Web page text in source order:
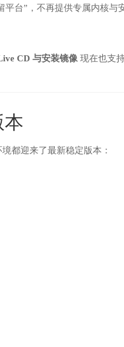
台”，不再提供专属内核与
CD 与安装镜像 现在也支
本
都迎来了最新稳定版本：